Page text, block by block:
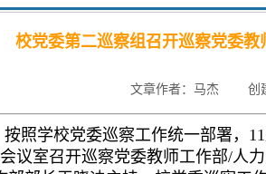
校党委第二巡察组召开巡察党委
文章作者：马杰 创
按照学校党委巡察工作统一部署，
议室召开巡察党委教师工作部/人